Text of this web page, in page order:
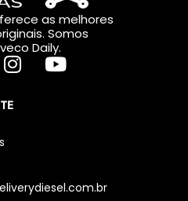
as melhores
Somos
Daily.